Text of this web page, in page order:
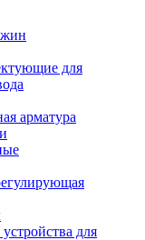
для
арматура
для